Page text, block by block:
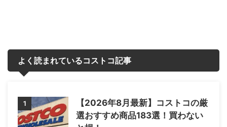
よく読まれているコストコ記事
1
【2026年8月最新】コストコの厳
選おすすめ商品183選！買わない